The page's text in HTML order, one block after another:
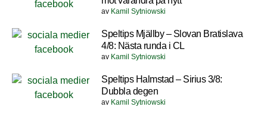
av Kamil Sytniowski
Speltips Mjällby – Slovan Bratislava
4/8: Nästa runda i CL
av Kamil Sytniowski
Speltips Halmstad – Sirius 3/8:
Dubbla degen
av Kamil Sytniowski